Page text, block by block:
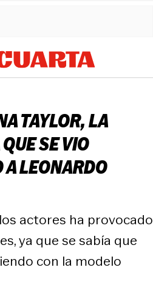
TAYLOR, LA
SE VIO
LEONARDO
actores ha provocado
ya que se sabía que
con la modelo